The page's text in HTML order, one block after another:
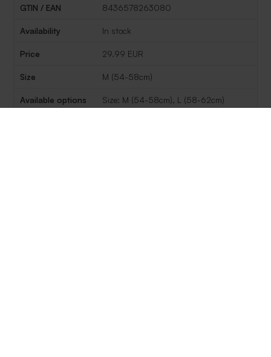
GTIN / EAN 8436578263080
Availability In stock
Price 29.99 EUR
Size M (54-58cm)
Available options Size: M (54-58cm), L (58-62cm)